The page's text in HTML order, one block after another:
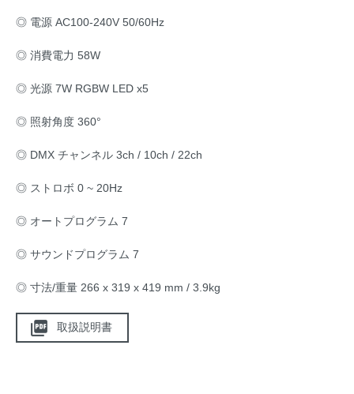
◎ 電源 AC100-240V 50/60Hz
◎ 消費電力 58W
◎ 光源 7W RGBW LED x5
◎ 照射角度 360°
◎ DMX チャンネル 3ch / 10ch / 22ch
◎ ストロボ 0 ~ 20Hz
◎ オートプログラム 7
◎ サウンドプログラム 7
◎ 寸法/重量 266 x 319 x 419 mm / 3.9kg
picture_as_pdf 取扱説明書